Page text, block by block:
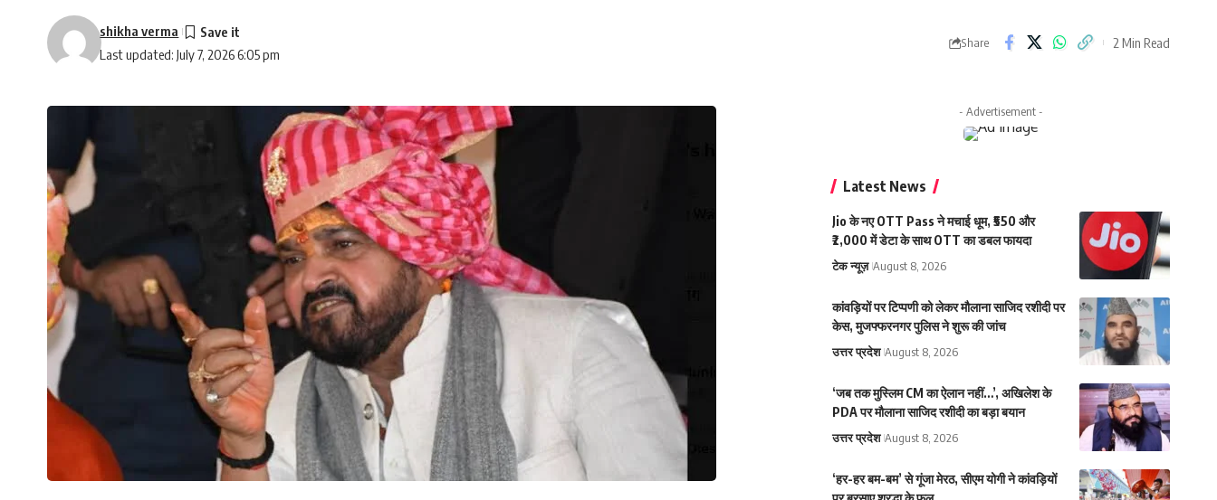
Last updated: July 7, 2026 6:05 pm
shikha verma
Share 2 Min Read
- Advertisement -
Latest News
Jio के नए OTT Pass ने मचाई धूम, ₹550 और
₹2,000 में डेटा के साथ OTT का डबल फायदा
टेक न्यूज़ August 8, 2026
कांवड़ियों पर टिप्पणी को लेकर मौलाना साजिद रशीदी पर
केस, मुजफ्फरनगर पुलिस ने शुरू की जांच
उत्तर प्रदेश August 8, 2026
‘जब तक मुस्लिम CM का ऐलान नहीं…’, अखिलेश के
PDA पर मौलाना साजिद रशीदी का बड़ा बयान
उत्तर प्रदेश August 8, 2026
‘हर-हर बम-बम’ से गूंजा मेरठ, सीएम योगी ने कांवड़ियों